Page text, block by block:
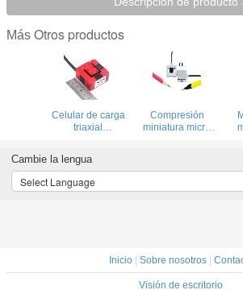
Más Otros productos
Celular de carga
triaxial
de 3 ejes para
robótica
Compresión
miniatura micro
20N 50N 100N
Cambie la lengua
Select Language
Inicio| Sobre nosotros|
Visión de escritorio